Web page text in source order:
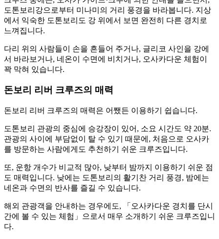
도톤보리강으로부터 미나미의 거리 풍경을 바라봅니다. 지상
에서 익숙한 도톤보리도 강 위에서 보면 완전히 다른 경치로
느껴집니다.
다리 위의 사람들이 손을 흔들어 주거나, 글리코 사인을 강에
서 바라보거나, 네온이 수면에 비치거나, 오사카다운 체험이
꽉 막혀 있습니다.
돈보리 리버 크루즈의 매력
돈보리 리버 크루즈의 매력은 어쨌든 이용하기 쉽습니다.
도톤보리 관광의 중심에 승강장이 있어, 소요 시간도 약 20분.
관광의 사이에 부담없이 탈 수 있기 때문에, 처음으로 오사카
를 방문하는 사람에게도 추천하기 쉬운 크루즈입니다.
또, 운항 개수가 비교적 많아, 낮부터 밤까지 이용하기 쉬운 점
도 매력입니다. 낮에는 도톤보리의 활기찬 거리 풍경, 밤에는
네온과 수면의 반사를 즐길 수 있습니다.
해외 관광객을 안내하는 경우에도, 「오사카다운 경치를 단시
간에 볼 수 있는 체험」으로서 매우 소개하기 쉬운 크루즈입니
다.